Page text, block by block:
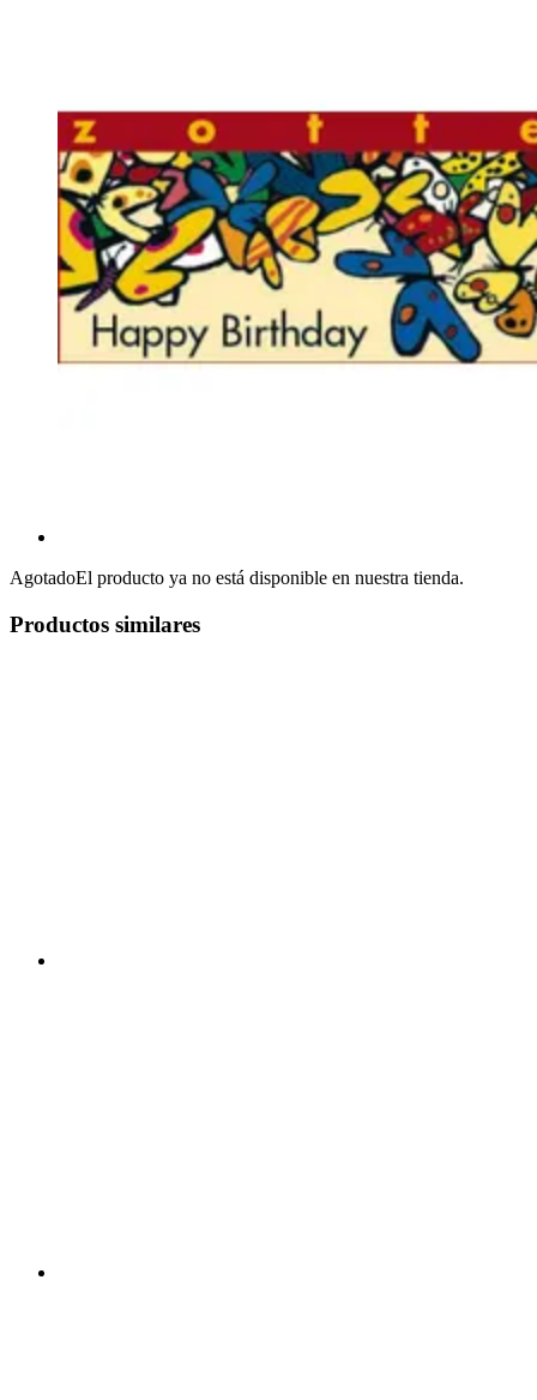
AgotadoEl producto ya no está disponible en nuestra tienda.
Productos similares